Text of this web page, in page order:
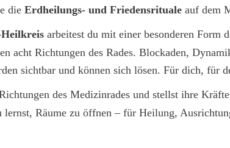
die Erdheilungs- und Friedensrituale auf dem
arbeitest du mit einer besonderen Form
acht Richtungen des Rades. Blockaden,
sichtbar und können sich lösen. Für dich, für
des Medizinrades und stellst ihre
lernst, Räume zu öffnen – für Heilung,